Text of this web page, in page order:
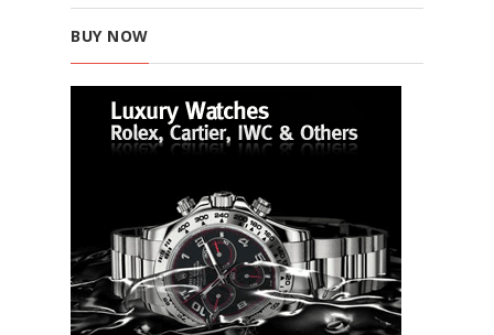
BUY NOW